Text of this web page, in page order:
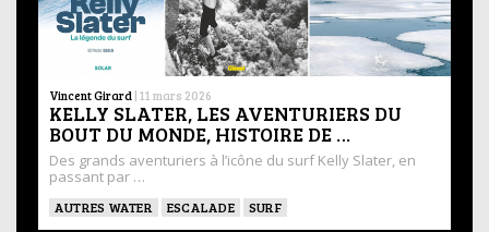
Vincent Girard | 11 mars 2026
KELLY SLATER, LES AVENTURIERS DU
BOUT DU MONDE, HISTOIRE DE …
Des grands aventuriers à l’icône du surf Kelly Slater, en
passant par …
AUTRES WATER ESCALADE SURF